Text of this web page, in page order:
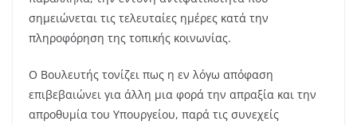
σημειώνεται τις τελευταίες ημέρες κατά την
πληροφόρηση της τοπικής κοινωνίας.
Ο Βουλευτής τονίζει πως η εν λόγω απόφαση
επιβεβαιώνει για άλλη μια φορά την απραξία και την
απροθυμία του Υπουργείου, παρά τις συνεχείς